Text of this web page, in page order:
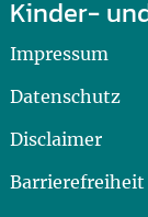
Kinder-
Impressum
Datenschutz
Disclaimer
Barrierefreiheit